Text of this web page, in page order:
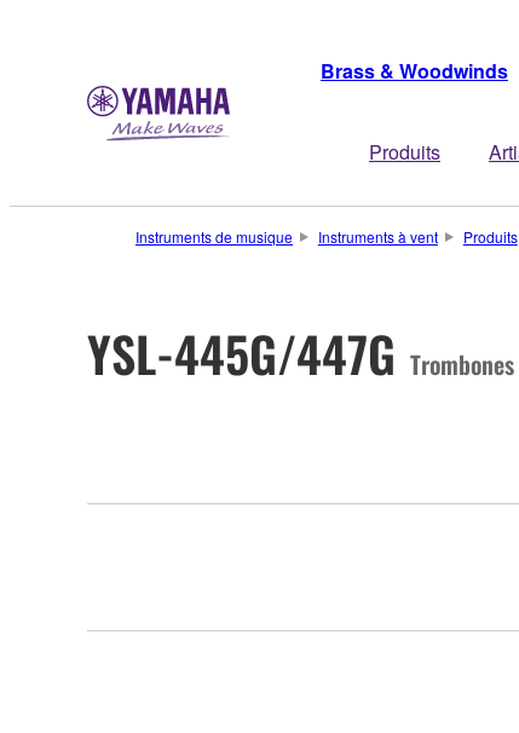
Brass & Woodwinds
Produits
Instruments de musique Instruments à vent Produits
YSL-445G/447G